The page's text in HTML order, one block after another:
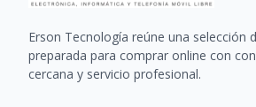
Erson Tecnología reúne una selección
preparada para comprar online con
cercana y servicio profesional.